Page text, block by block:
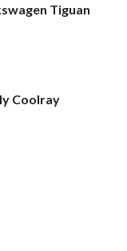
Tiguan
Coolray